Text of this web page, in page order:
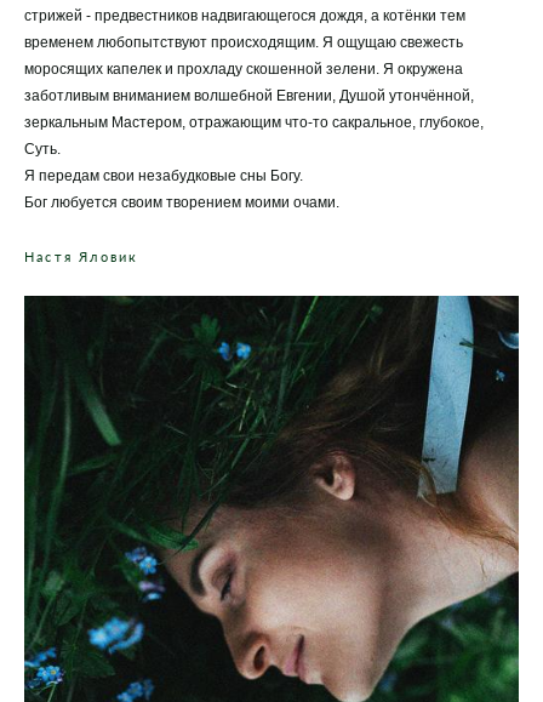
стрижей - предвестников надвигающегося дождя, а котёнки тем
временем любопытствуют происходящим. Я ощущаю свежесть
моросящих капелек и прохладу скошенной зелени. Я окружена
заботливым вниманием волшебной Евгении, Душой утончённой,
зеркальным Мастером, отражающим что-то сакральное, глубокое,
Суть.
Я передам свои незабудковые сны Богу.
Бог любуется своим творением моими очами.
Настя Яловик